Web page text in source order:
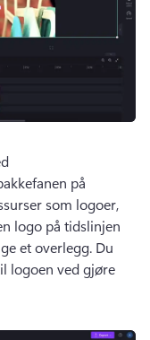
på
som logoer,
logo på tidslinjen
et overlegg. Du
logoen ved gjøre